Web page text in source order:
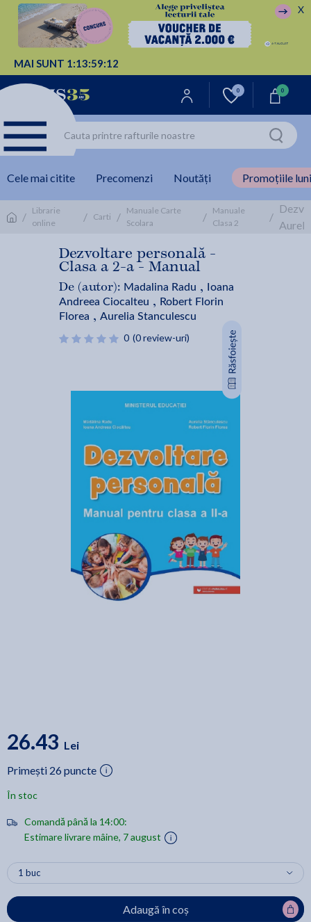
MAI SUNT 1:13:59:12
X
0 0
Cele mai citite Precomenzi Noutăți Promoțiile
/ Librarie
online
/ Carti /
Manuale Carte
Scolara
/
Manuale
Clasa 2
/
Dezvoltare personală -
Clasa a 2-a - Manual
De (autor): Madalina Radu , Ioana
Andreea Ciocalteu , Robert Florin
Florea , Aurelia Stanculescu
0 (0 review-uri)
26.43 Lei
Primești 26 puncte
În stoc
Comandă până la 14:00:
Estimare livrare mâine, 7 august
Adaugă în coș